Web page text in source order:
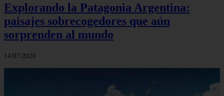
Explorando la Patagonia Argentina:
paisajes sobrecogedores que aún
sorprenden al mundo
14/07/2026